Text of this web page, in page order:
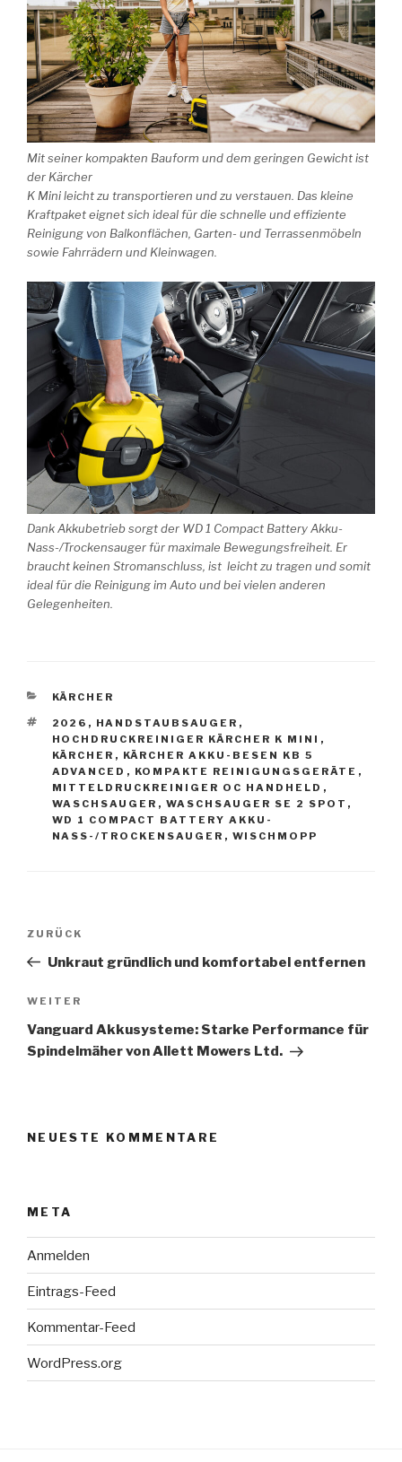
Mit seiner kompakten Bauform und dem geringen Gewicht ist
der Kärcher
K Mini leicht zu transportieren und zu verstauen. Das kleine
Kraftpaket eignet sich ideal für die schnelle und effiziente
Reinigung von Balkonflächen, Garten- und Terrassenmöbeln
sowie Fahrrädern und Kleinwagen.
Dank Akkubetrieb sorgt der WD 1 Compact Battery Akku-
Nass-/Trockensauger für maximale Bewegungsfreiheit. Er
braucht keinen Stromanschluss, ist leicht zu tragen und somit
ideal für die Reinigung im Auto und bei vielen anderen
Gelegenheiten.
KATEGORIEN
KÄRCHER
SCHLAGWÖRTER
2026 , HANDSTAUBSAUGER ,
HOCHDRUCKREINIGER KÄRCHER K MINI ,
KÄRCHER , KÄRCHER AKKU-BESEN KB 5
ADVANCED , KOMPAKTE REINIGUNGSGERÄTE ,
MITTELDRUCKREINIGER OC HANDHELD ,
WASCHSAUGER , WASCHSAUGER SE 2 SPOT ,
WD 1 COMPACT BATTERY AKKU-
NASS-/TROCKENSAUGER , WISCHMOPP
Beitragsnavigation
Vorheriger
Beitrag
ZURÜCK
Unkraut gründlich und komfortabel entfernen
Nächster
Beitrag
WEITER
Vanguard Akkusysteme: Starke Performance für
Spindelmäher von Allett Mowers Ltd.
NEUESTE KOMMENTARE
META
Anmelden
Eintrags-Feed
Kommentar-Feed
WordPress.org